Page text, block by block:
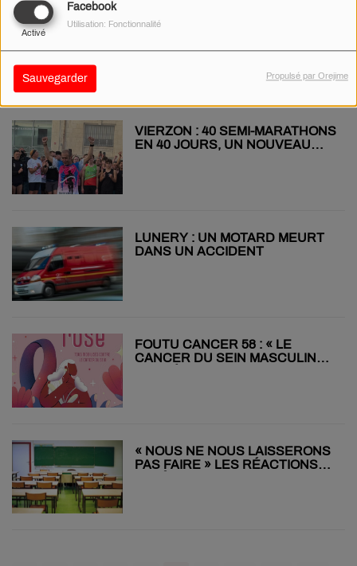
Facebook
Activé
Utilisation: Fonctionnalité
Sauvegarder Propulsé par Orejime
INTERVIEW - UN BERRUYER
INCROYABLE TALENT »
VIERZON : 40 SEMI-MARATHONS
EN 40 JOURS, UN NOUVEAU
LUNERY : UN MOTARD MEURT
DANS UN ACCIDENT
FOUTU CANCER 58 : « LE
CANCER DU SEIN MASCULIN
« NOUS NE NOUS LAISSERONS
PAS FAIRE » LES RÉACTIONS